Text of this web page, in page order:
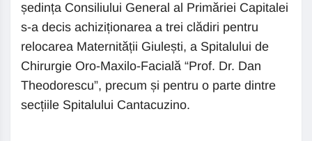
ședința Consiliului General al Primăriei Capitalei
s-a decis achiziționarea a trei clădiri pentru
relocarea Maternității Giulești, a Spitalului de
Chirurgie Oro-Maxilo-Facială “Prof. Dr. Dan
Theodorescu”, precum și pentru o parte dintre
secțiile Spitalului Cantacuzino.